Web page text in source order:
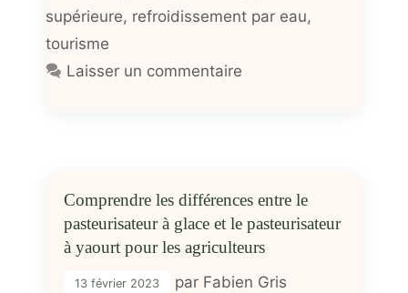
supérieure, refroidissement par eau,
tourisme
Laisser un commentaire
Comprendre les différences entre le
pasteurisateur à glace et le pasteurisateur
à yaourt pour les agriculteurs
13 février 2023 par Fabien Gris